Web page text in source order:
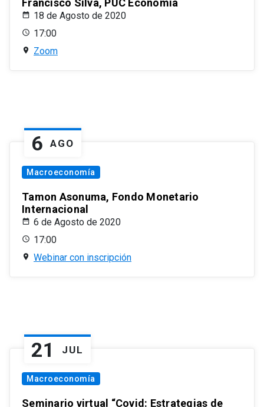
Francisco Silva, PUC Economía
18 de Agosto de 2020
17:00
Zoom
6 AGO
Macroeconomía
Tamon Asonuma, Fondo Monetario
Internacional
6 de Agosto de 2020
17:00
Webinar con inscripción
21 JUL
Macroeconomía
Seminario virtual “Covid: Estrategias de